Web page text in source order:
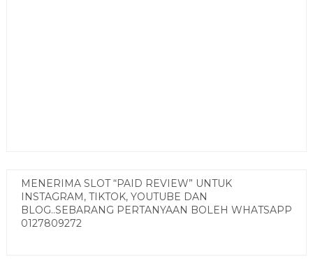
MENERIMA SLOT “PAID REVIEW” UNTUK
INSTAGRAM, TIKTOK, YOUTUBE DAN
BLOG..SEBARANG PERTANYAAN BOLEH WHATSAPP
0127809272